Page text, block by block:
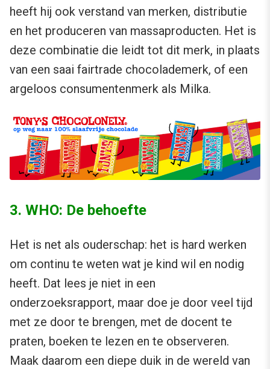
heeft hij ook verstand van merken, distributie
en het produceren van massaproducten. Het is
deze combinatie die leidt tot dit merk, in plaats
van een saai fairtrade chocolademerk, of een
argeloos consumentenmerk als Milka.
3. WHO: De behoefte
Het is net als ouderschap: het is hard werken
om continu te weten wat je kind wil en nodig
heeft. Dat lees je niet in een
onderzoeksrapport, maar doe je door veel tijd
met ze door te brengen, met de docent te
praten, boeken te lezen en te observeren.
Maak daarom een diepe duik in de wereld van